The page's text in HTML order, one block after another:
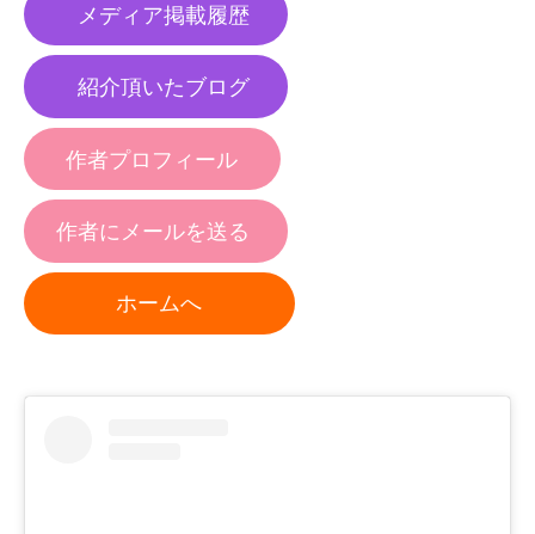
メディア掲載履歴
紹介頂いたブログ
作者プロフィール
作者にメールを送る
ホームへ